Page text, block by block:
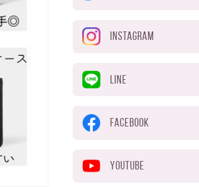
INSTAGRAM
LINE
FACEBOOK
YOUTUBE